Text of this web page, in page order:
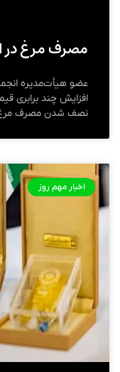
مصرف مرغ در
عضو هیأت‌مدیره
افزایش چند برابری
نصف شدن مصرف
اخبار مهم روز